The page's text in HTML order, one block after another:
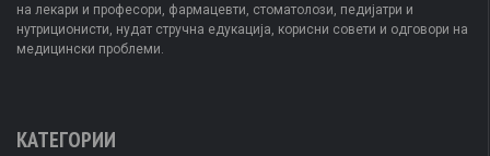
на лекари и професори, фармацевти, стоматолози, педијатри и
нутриционисти, нудат стручна едукација, корисни совети и одговори на
медицински проблеми.
КАТЕГОРИИ